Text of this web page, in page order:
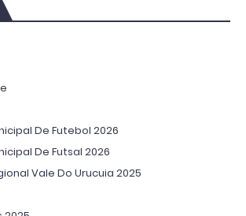
De Futebol 2026
De Futsal 2026
Vale Do Urucuia 2025